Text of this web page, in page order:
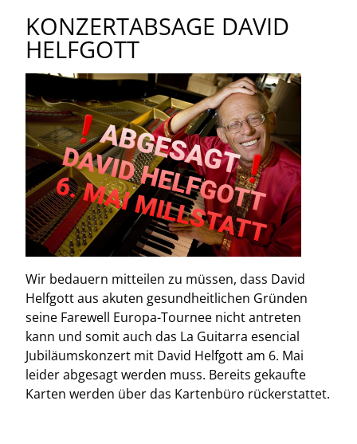
KONZERTABSAGE DAVID
HELFGOTT
Wir bedauern mitteilen zu müssen, dass David
Helfgott aus akuten gesundheitlichen Gründen
seine Farewell Europa-Tournee nicht antreten
kann und somit auch das La Guitarra esencial
Jubiläumskonzert mit David Helfgott am 6. Mai
leider abgesagt werden muss. Bereits gekaufte
Karten werden über das Kartenbüro rückerstattet.